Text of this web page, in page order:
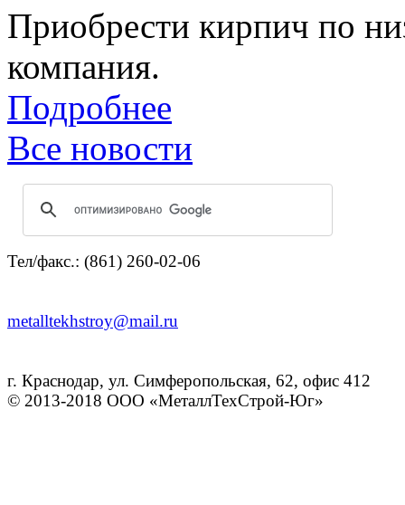
Приобрести кирпич по
компания.
Подробнее
Все новости
Тел/факс.: (861) 260-02-06
metalltekhstroy@mail.ru
г. Краснодар, ул. Симферопольская, 62, офис 412
© 2013-2018 ООО «МеталлТехСтрой-Юг»